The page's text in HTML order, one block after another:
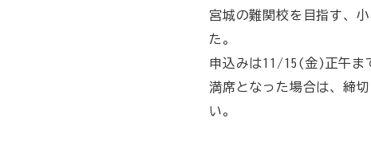
宮城の難関校を目指す、
た。
申込みは11/15(金)正午ま
満席となった場合は、締
い。